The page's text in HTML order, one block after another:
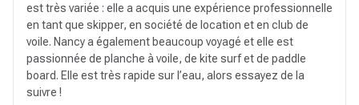
est très variée : elle a acquis une expérience professionnelle
en tant que skipper, en société de location et en club de
voile. Nancy a également beaucoup voyagé et elle est
passionnée de planche à voile, de kite surf et de paddle
board. Elle est très rapide sur l’eau, alors essayez de la
suivre !